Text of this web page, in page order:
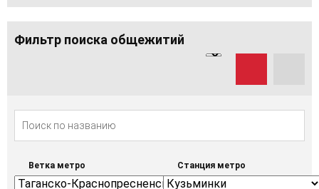
Фильтр поиска общежитий
Ветка метро Станция метро